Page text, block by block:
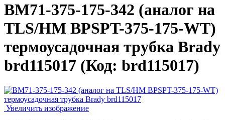
BM71-375-175-342 (аналог на
TLS/HM BPSPT-375-175-WT)
термоусадочная трубка Brady
brd115017 (Код: brd115017)
Увеличить изображение